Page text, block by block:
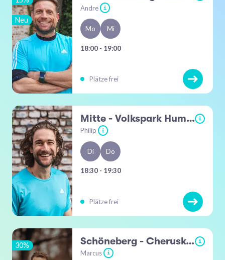
Neu
Andre i
Mo Mi
18:00 - 19:00
Plätze frei
Mitte - Volkspark Humboldthain i
Philip i
Di Do
18:30 - 19:30
Plätze frei
30% Schöneberg - Cheruskerpark / Südkreuz i
Marcus i